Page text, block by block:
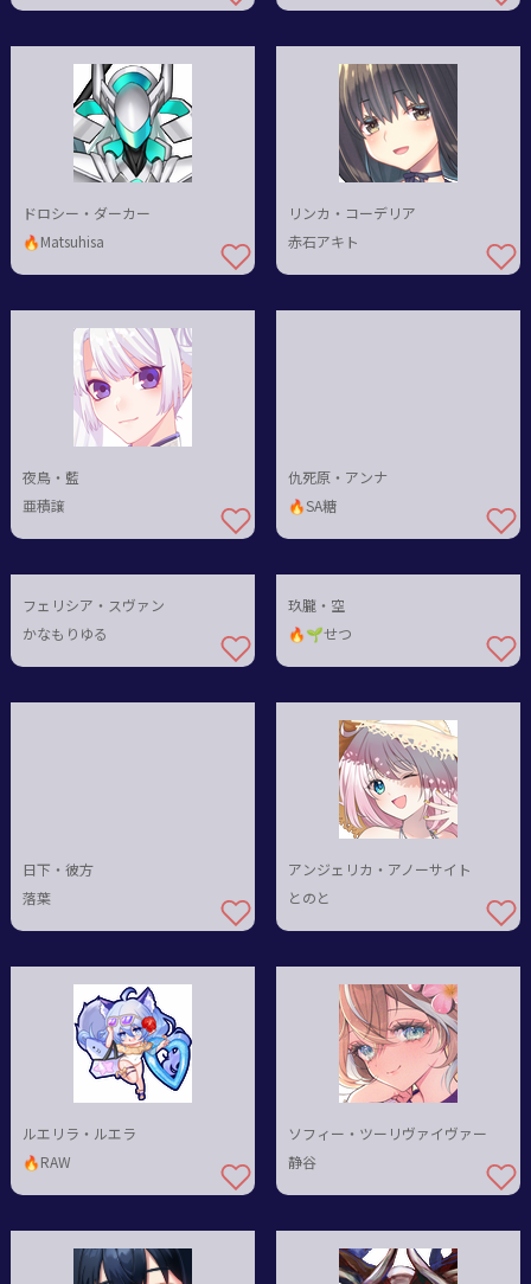
ドロシー・ダーカー
🔥Matsuhisa
リンカ・コーデリア
赤石アキト
夜鳥・藍
亜積譲
仇死原・アンナ
🔥SA糖
フェリシア・スヴァン
かなもりゆる
玖朧・空
🔥🌱せつ
日下・彼方
落葉
アンジェリカ・アノーサイト
とのと
ルエリラ・ルエラ
🔥RAW
ソフィー・ツーリヴァイヴァー
静谷